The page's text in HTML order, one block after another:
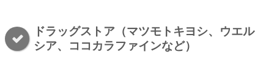
ドラッグストア（マツモトキヨシ、ウエル
シア、ココカラファインなど）